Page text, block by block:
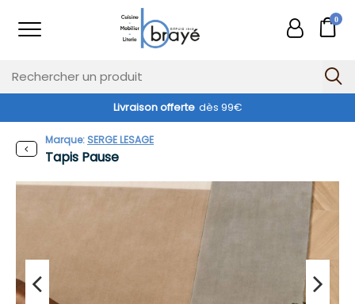
0
Livraison offerte dès 99€
Tapis Pause
Marque: SERGE LESAGE